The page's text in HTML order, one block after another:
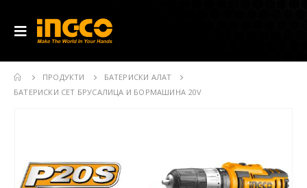
ПРОДУКТИ
БАТЕРИСКИ АЛАТ
БАТЕРИСКИ СЕТ БРУСАЛИЦА И БОРМАШИНА 20V